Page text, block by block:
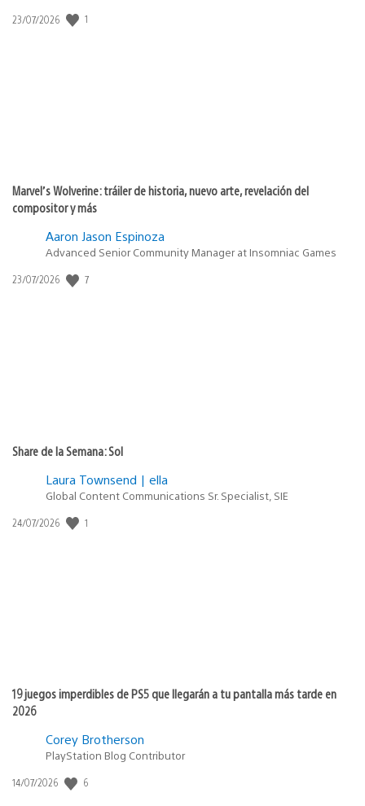
Fecha
23/07/2026 1
Marvel’s Wolverine: tráiler de historia, nuevo arte, revelación del
compositor y más
Aaron Jason Espinoza
Advanced Senior Community Manager at Insomniac Games
Fecha
23/07/2026 7
Share de la Semana: Sol
Laura Townsend | ella
Global Content Communications Sr. Specialist, SIE
Fecha
24/07/2026 1
19 juegos imperdibles de PS5 que llegarán a tu pantalla más tarde en
2026
Corey Brotherson
PlayStation Blog Contributor
Fecha
14/07/2026 6